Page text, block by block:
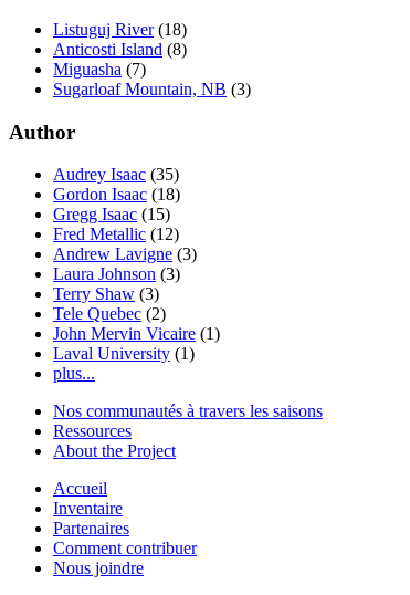
Listuguj River(18)
Anticosti Island (8)
Miguasha (7)
Sugarloaf Mountain, NB (3)
Author
Audrey Isaac (35)
Gordon Isaac (18)
Gregg Isaac (15)
Fred Metallic (12)
Andrew Lavigne (3)
Laura Johnson (3)
Terry Shaw (3)
Tele Quebec (2)
John Mervin Vicaire (1)
Laval University (1)
plus...
Nos communautés à travers les saisons
Ressources
About the Project
Accueil
Inventaire
Partenaires
Comment contribuer
Nous joindre